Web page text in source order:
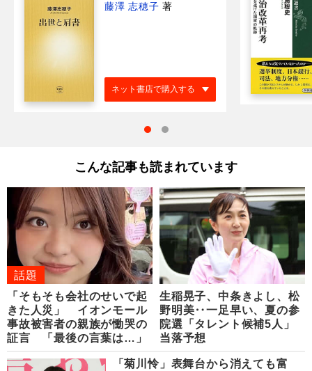
藤澤 志穂子 著
ネット書店で購入する
こんな記事も読まれています
話題
「そもそも会社のせいで起
きた人災」 イオンモール
事故被害者の親族が慟哭の
証言 「最後の言葉は…」
生稲晃子、中条きよし、松
野明美‥一足早い、夏の参
院選「タレント候補5人」
当落予想
「菊川怜」表舞台から消えても富